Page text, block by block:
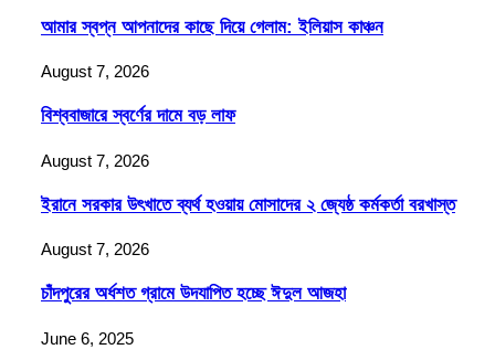
আমার স্বপ্ন আপনাদের কাছে দিয়ে গেলাম: ইলিয়াস কাঞ্চন
August 7, 2026
বিশ্ববাজারে স্বর্ণের দামে বড় লাফ
August 7, 2026
ইরানে সরকার উৎখাতে ব্যর্থ হওয়ায় মোসাদের ২ জ্যেষ্ঠ কর্মকর্তা বরখাস্ত
August 7, 2026
চাঁদপুরের অর্ধশত গ্রামে উদযাপিত হচ্ছে ঈদুল আজহা
June 6, 2025